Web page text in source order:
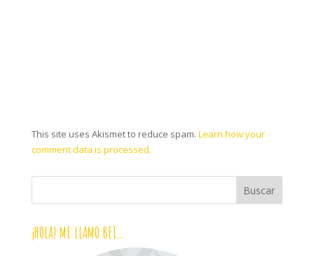
This site uses Akismet to reduce spam. Learn how your
comment data is processed.
¡HOLA! ME LLAMO BEI…